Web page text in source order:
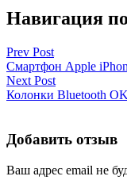
Навигация
Prev Post
Смартфон Apple
Next Post
Колонки Bluetooth
Добавить отзыв
Ваш адрес email не